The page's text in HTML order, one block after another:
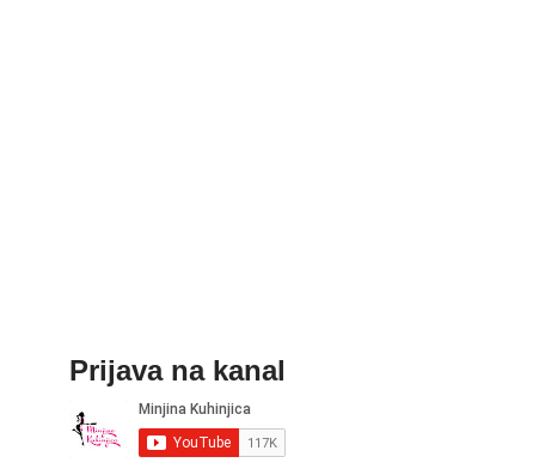
Prijava na kanal